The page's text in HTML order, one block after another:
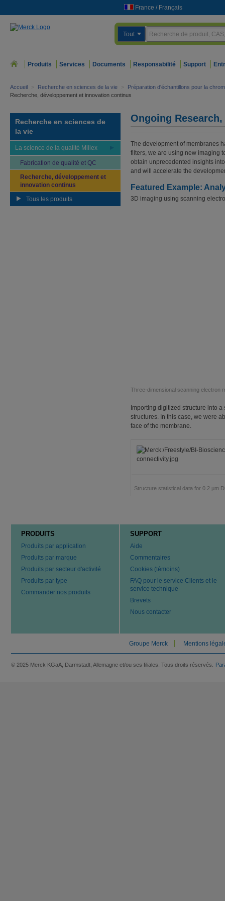
France / Français
Tout
Produits Services Documents Responsabilité Support
Accueil > Recherche en sciences de la vie >
Préparation d'échantillons pour la
Recherche, développement et innovation continus
Recherche en sciences de
la vie
La science de la qualité Millex
Fabrication de qualité et QC
Recherche, développement et
innovation continus
Tous les produits
Ongoing
The development of membranes
filters, we are using new imaging
obtain unprecedented insights
and will accelerate the
Featured Example:
3D imaging using scanning
Three-dimensional scanning electron
Importing digitized structure into
structures. In this case, we were
face of the membrane.
Structure statistical data for 0.2 µm
PRODUITS
Produits par application
Produits par marque
Produits par secteur d'activité
Produits par type
Commander nos produits
SUPPORT
Aide
Commentaires
Cookies (témoins)
FAQ pour le service Clients et le
service technique
Brevets
Nous contacter
Groupe Merck Mentions
© 2025 Merck KGaA, Darmstadt, Allemagne et/ou ses filiales. Tous droits réservés.